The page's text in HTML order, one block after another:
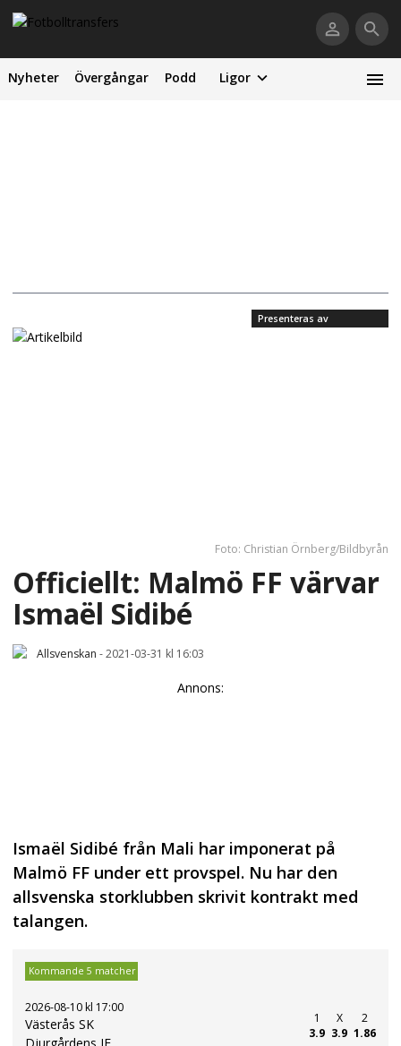
Nyheter Övergångar Podd Ligor
Presenteras av
Foto: Christian Örnberg/Bildbyrån
Officiellt: Malmö FF värvar
Ismaël Sidibé
Allsvenskan -2021-03-31 kl 16:03
Annons:
Ismaël Sidibé från Mali har imponerat på
Malmö FF under ett provspel. Nu har den
allsvenska storklubben skrivit kontrakt med
talangen.
Kommande 5 matcher
2026-08-10 kl 17:00
Västerås SK
1
3.9
X
3.9
2
1.86